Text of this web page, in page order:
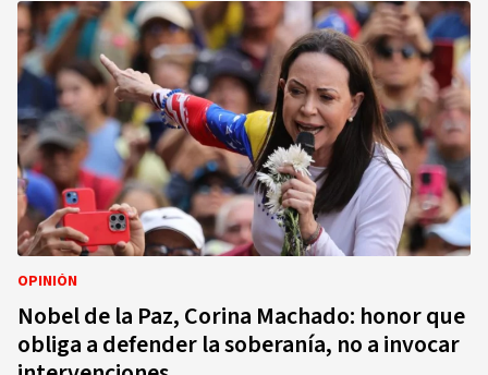
OPINIÓN
Nobel de la Paz, Corina Machado: honor que
obliga a defender la soberanía, no a invocar